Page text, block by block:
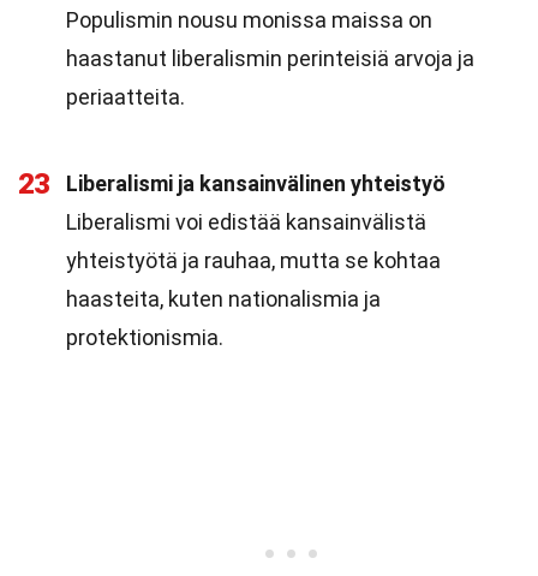
Populismin nousu monissa maissa on
haastanut liberalismin perinteisiä arvoja ja
periaatteita.
23
Liberalismi ja kansainvälinen yhteistyö
Liberalismi voi edistää kansainvälistä
yhteistyötä ja rauhaa, mutta se kohtaa
haasteita, kuten nationalismia ja
protektionismia.